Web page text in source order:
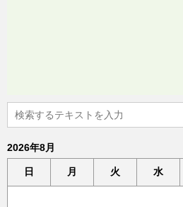
2026年8月
日 月 火 水